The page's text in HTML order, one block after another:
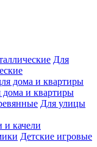
Для
дома и квартиры
Для улицы
и качели
Детские игровые